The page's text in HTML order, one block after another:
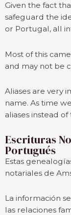
Given the fact
safeguard the
or Portugal, all
Most of this
and may not be
Aliases are very
name. As time
aliases instead
Escrituras
Portugués
Estas
notariales de
La información
las relaciones